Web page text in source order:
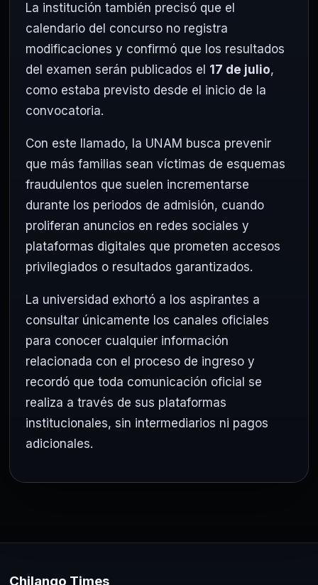
La institución también precisó que el
calendario del concurso no registra
modificaciones y confirmó que los resultados
del examen serán publicados el 17 de julio,
como estaba previsto desde el inicio de la
convocatoria.
Con este llamado, la UNAM busca prevenir
que más familias sean víctimas de esquemas
fraudulentos que suelen incrementarse
durante los periodos de admisión, cuando
proliferan anuncios en redes sociales y
plataformas digitales que prometen accesos
privilegiados o resultados garantizados.
La universidad exhortó a los aspirantes a
consultar únicamente los canales oficiales
para conocer cualquier información
relacionada con el proceso de ingreso y
recordó que toda comunicación oficial se
realiza a través de sus plataformas
institucionales, sin intermediarios ni pagos
adicionales.
Chilango Times